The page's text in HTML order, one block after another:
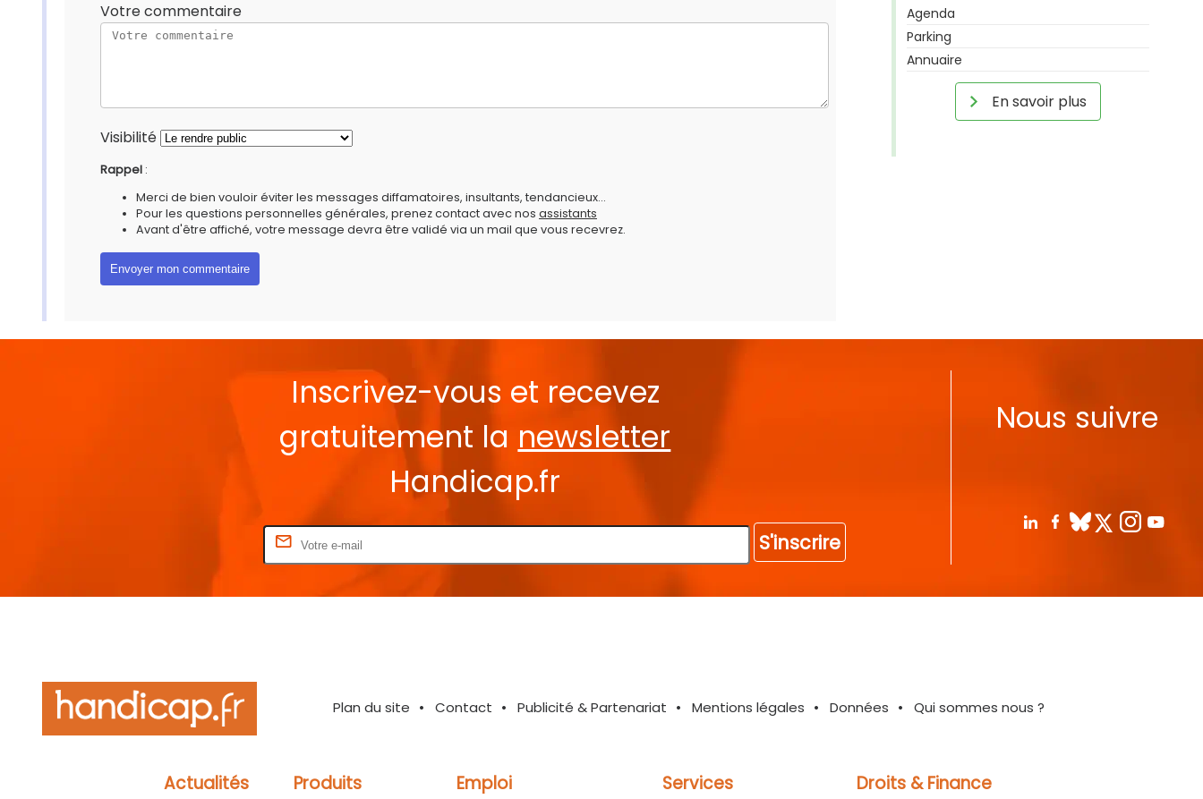
Votre commentaire
Visibilité
Rappel :
Merci de bien vouloir éviter les messages diffamatoires, insultants, tendancieux...
Pour les questions personnelles générales, prenez contact avec nos assistants
Avant d'être affiché, votre message devra être validé via un mail que vous recevrez.
Agenda
Parking
Annuaire
En savoir plus
Inscrivez-vous et recevez
gratuitement la newsletter
Handicap.fr
S'inscrire
Nous suivre
Plan du site Contact Publicité & Partenariat Mentions légales Données Qui sommes nous ?
Actualités Produits Emploi Services Droits & Finance